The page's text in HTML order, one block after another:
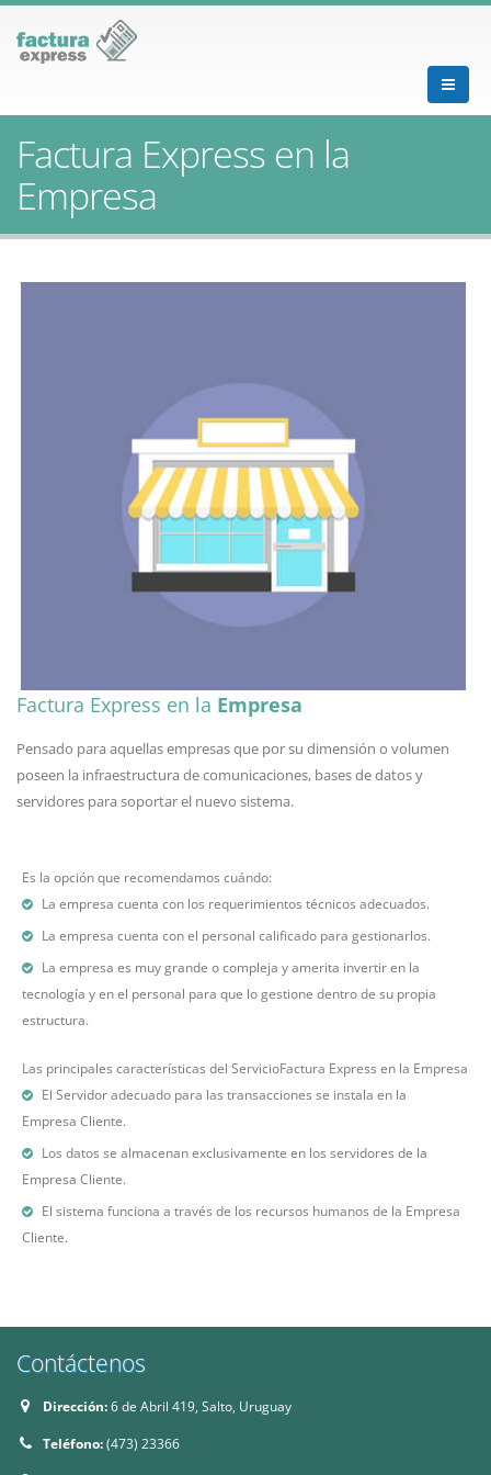
Factura Express en la
Empresa
Factura Express en la Empresa
Pensado para aquellas empresas que por su dimensión o volumen
poseen la infraestructura de comunicaciones, bases de datos y
servidores para soportar el nuevo sistema.
Es la opción que recomendamos cuándo:
La empresa cuenta con los requerimientos técnicos adecuados.
La empresa cuenta con el personal calificado para gestionarlos.
La empresa es muy grande o compleja y amerita invertir en la
tecnología y en el personal para que lo gestione dentro de su propia
estructura.
Las principales características del ServicioFactura Express en la Empresa
El Servidor adecuado para las transacciones se instala en la
Empresa Cliente.
Los datos se almacenan exclusivamente en los servidores de la
Empresa Cliente.
El sistema funciona a través de los recursos humanos de la Empresa
Cliente.
Contáctenos
Dirección:6 de Abril 419, Salto, Uruguay
Teléfono:(473) 23366